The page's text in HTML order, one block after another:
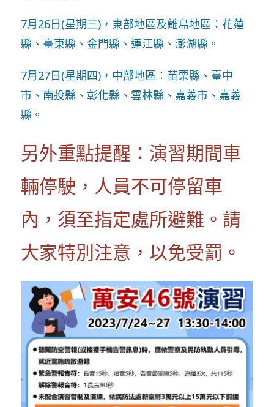
7月26日(星期三)，東部地區及離島地區：花蓮
縣、臺東縣、金門縣、連江縣、澎湖縣。
7月27日(星期四)，中部地區：苗栗縣、臺中
市、南投縣、彰化縣、雲林縣、嘉義市、嘉義
縣。
另外重點提醒：演習期間車
輛停駛，人員不可停留車
內，須至指定處所避難。請
大家特別注意，以免受罰。